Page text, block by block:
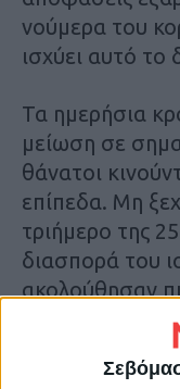
νούμερα του
ισχύει αυτό το
Τα ημερήσια
μείωση σε
θάνατοι
επίπεδα. Μη
τριήμερο της
διασπορά του
ακολούθησαν
κατά της